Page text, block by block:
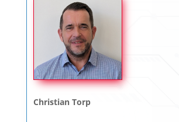
Christian Torp